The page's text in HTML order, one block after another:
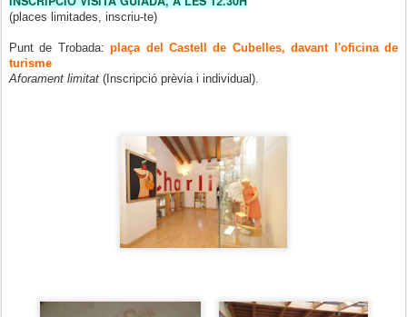
(places limitades, inscriu-te)
Punt de Trobada:plaça del Castell de Cubelles, davant l'oficina de
turisme
Aforament limitat (Inscripció prèvia i individual).